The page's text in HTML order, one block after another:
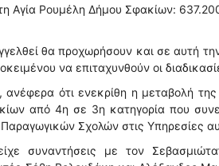
Αγία Ρουμέλη Δήμου Σφακίων:
θα προχωρήσουν και σε αυτή
να επιταχυνθούν οι
ότι ενεκρίθη η μεταβολή
από 4η σε 3η κατηγορία που
Σχολών στις Υπηρεσίες
συναντήσεις με τον